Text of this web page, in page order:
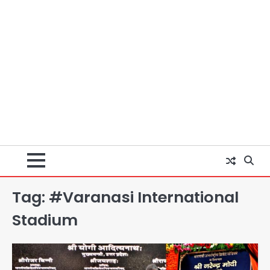
Tag: #Varanasi International
Stadium
Noida Sector-49: सेक्टर-49 में 18